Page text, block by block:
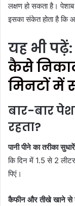
लक्षण हो सकता है। पेशाब
इसका संकेत होता है कि
यह भी पढ़ें:
कैसे
मिनटों में
बार-बार
रहता?
पानी पीने का तरीका
कि दिन में 1.5 से 2
पिएं।
कैफीन और तीखे खाने से